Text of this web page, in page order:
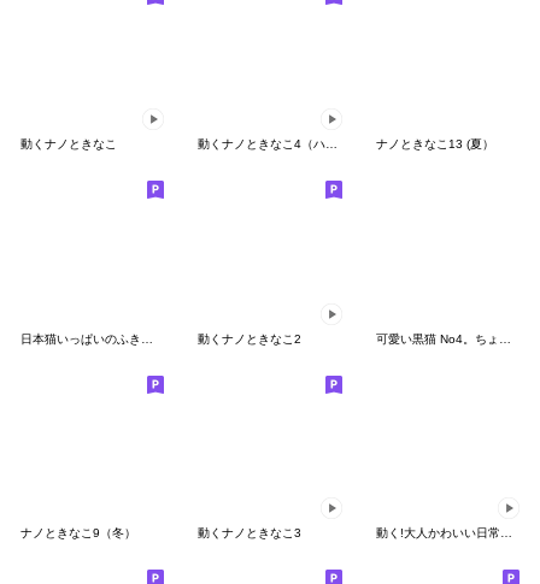
動くナノときなこ 動くナノときなこ4（ハイテンション） ナノときなこ13 (夏）
動くナノときなこ2
ナノときなこ9（冬） 動くナノときなこ3